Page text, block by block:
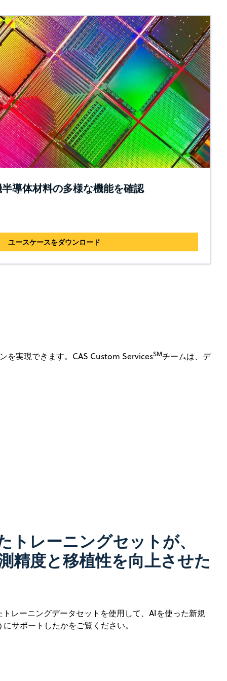
導体材料の多様な機能を確認
ユースケースをダウンロード
を実現できます。CAS Custom ServicesSMチームは、デ
トレーニングセットが、
精度と移植性を向上させた
レーニングデータセットを使用して、AIを使った新規
サポートしたかをご覧ください。